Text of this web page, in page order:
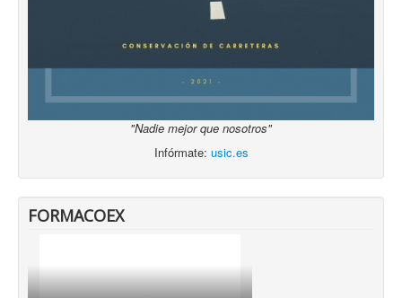
"Nadie mejor que nosotros"
Infórmate: usic.es
FORMACOEX